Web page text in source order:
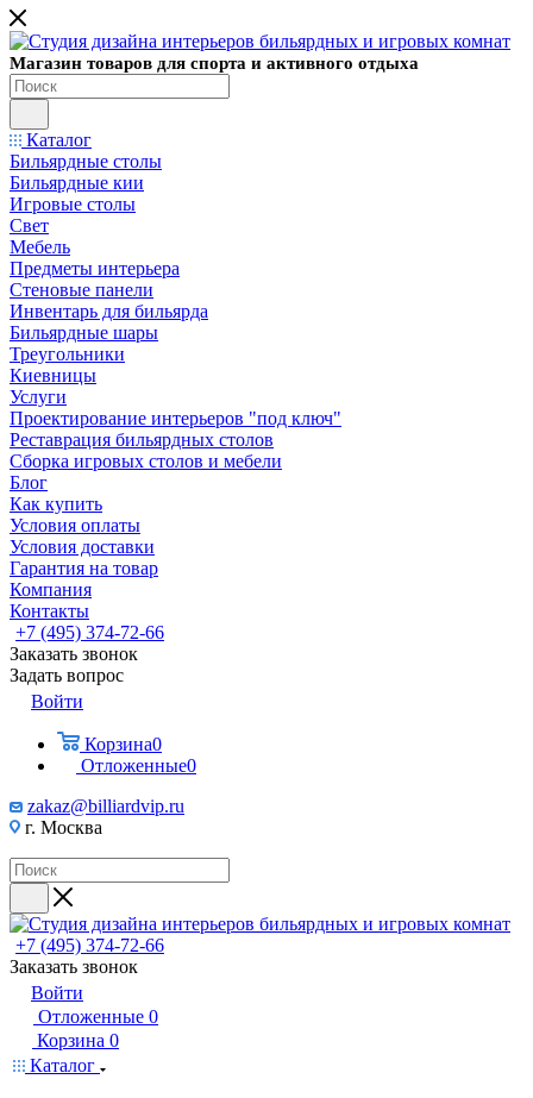
Магазин товаров для спорта и активного отдыха
Каталог
Бильярдные столы
Бильярдные кии
Игровые столы
Свет
Мебель
Предметы интерьера
Стеновые панели
Инвентарь для бильярда
Бильярдные шары
Треугольники
Киевницы
Услуги
Проектирование интерьеров "под ключ"
Реставрация бильярдных столов
Сборка игровых столов и мебели
Блог
Как купить
Условия оплаты
Условия доставки
Гарантия на товар
Компания
Контакты
+7 (495) 374-72-66
Заказать звонок
Задать вопрос
Войти
Корзина0
Отложенные0
zakaz@billiardvip.ru
г. Москва
+7 (495) 374-72-66
Заказать звонок
Войти
Отложенные 0
Корзина 0
Каталог